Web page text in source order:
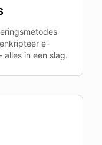
e-
alles in een slag.